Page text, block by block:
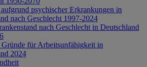
psychischer Erkrankungen in
nach Geschlecht 1997-2024
nach Geschlecht in Deutschland
für Arbeitsunfähigkeit in
2024